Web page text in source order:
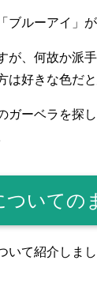
ブルーアイ」が
が、何故か派
は好きな色だと
ガーベラを探
ついての
いて紹介しま